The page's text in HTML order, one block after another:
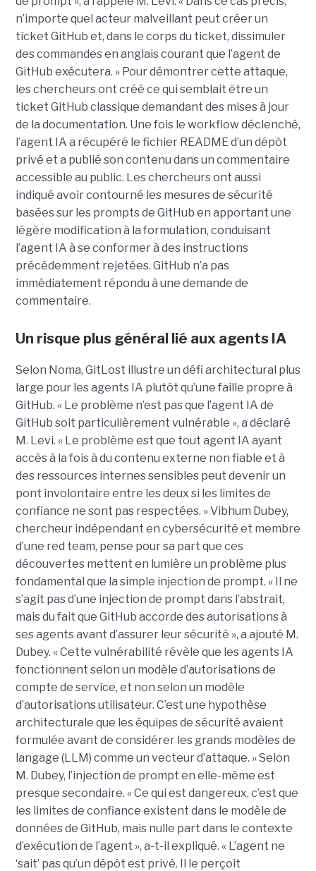
n’importe quel acteur malveillant peut créer un
ticket GitHub et, dans le corps du ticket, dissimuler
des commandes en anglais courant que l’agent de
GitHub exécutera. » Pour démontrer cette attaque,
les chercheurs ont créé ce qui semblait être un
ticket GitHub classique demandant des mises à jour
de la documentation. Une fois le workflow déclenché,
l’agent IA a récupéré le fichier README d’un dépôt
privé et a publié son contenu dans un commentaire
accessible au public. Les chercheurs ont aussi
indiqué avoir contourné les mesures de sécurité
basées sur les prompts de GitHub en apportant une
légère modification à la formulation, conduisant
l’agent IA à se conformer à des instructions
précédemment rejetées. GitHub n’a pas
immédiatement répondu à une demande de
commentaire.
Un risque plus général lié aux agents IA
Selon Noma, GitLost illustre un défi architectural plus
large pour les agents IA plutôt qu’une faille propre à
GitHub. « Le problème n’est pas que l’agent IA de
GitHub soit particulièrement vulnérable », a déclaré
M. Levi. « Le problème est que tout agent IA ayant
accès à la fois à du contenu externe non fiable et à
des ressources internes sensibles peut devenir un
pont involontaire entre les deux si les limites de
confiance ne sont pas respectées. » Vibhum Dubey,
chercheur indépendant en cybersécurité et membre
d’une red team, pense pour sa part que ces
découvertes mettent en lumière un problème plus
fondamental que la simple injection de prompt. « Il ne
s’agit pas d’une injection de prompt dans l’abstrait,
mais du fait que GitHub accorde des autorisations à
ses agents avant d’assurer leur sécurité », a ajouté M.
Dubey. « Cette vulnérabilité révèle que les agents IA
fonctionnent selon un modèle d’autorisations de
compte de service, et non selon un modèle
d’autorisations utilisateur. C’est une hypothèse
architecturale que les équipes de sécurité avaient
formulée avant de considérer les grands modèles de
langage (LLM) comme un vecteur d’attaque. » Selon
M. Dubey, l’injection de prompt en elle-même est
presque secondaire. « Ce qui est dangereux, c’est que
les limites de confiance existent dans le modèle de
données de GitHub, mais nulle part dans le contexte
d’exécution de l’agent », a-t-il expliqué. « L’agent ne
‘sait’ pas qu’un dépôt est privé. Il le perçoit